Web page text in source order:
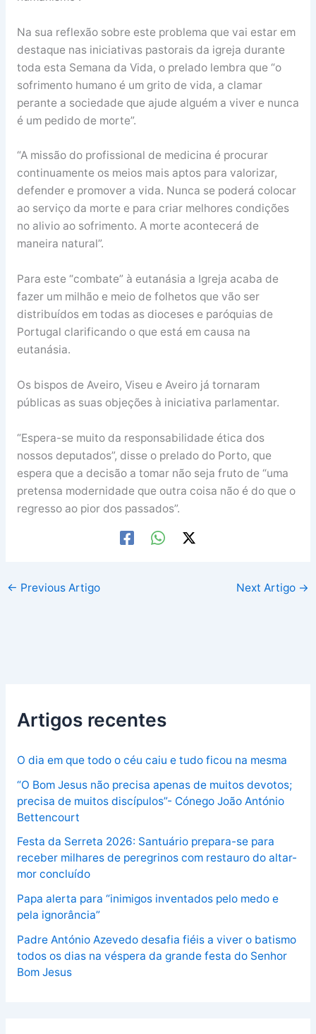
Na sua reflexão sobre este problema que vai estar em
destaque nas iniciativas pastorais da igreja durante
toda esta Semana da Vida, o prelado lembra que “o
sofrimento humano é um grito de vida, a clamar
perante a sociedade que ajude alguém a viver e nunca
é um pedido de morte”.
“A missão do profissional de medicina é procurar
continuamente os meios mais aptos para valorizar,
defender e promover a vida. Nunca se poderá colocar
ao serviço da morte e para criar melhores condições
no alivio ao sofrimento. A morte acontecerá de
maneira natural”.
Para este “combate” à eutanásia a Igreja acaba de
fazer um milhão e meio de folhetos que vão ser
distribuídos em todas as dioceses e paróquias de
Portugal clarificando o que está em causa na
eutanásia.
Os bispos de Aveiro, Viseu e Aveiro já tornaram
públicas as suas objeções à iniciativa parlamentar.
“Espera-se muito da responsabilidade ética dos
nossos deputados”, disse o prelado do Porto, que
espera que a decisão a tomar não seja fruto de “uma
pretensa modernidade que outra coisa não é do que o
regresso ao pior dos passados”.
← Previous Artigo Next Artigo →
Artigos recentes
O dia em que todo o céu caiu e tudo ficou na mesma
“O Bom Jesus não precisa apenas de muitos devotos;
precisa de muitos discípulos”- Cónego João António
Bettencourt
Festa da Serreta 2026: Santuário prepara-se para
receber milhares de peregrinos com restauro do altar-
mor concluído
Papa alerta para “inimigos inventados pelo medo e
pela ignorância”
Padre António Azevedo desafia fiéis a viver o batismo
todos os dias na véspera da grande festa do Senhor
Bom Jesus